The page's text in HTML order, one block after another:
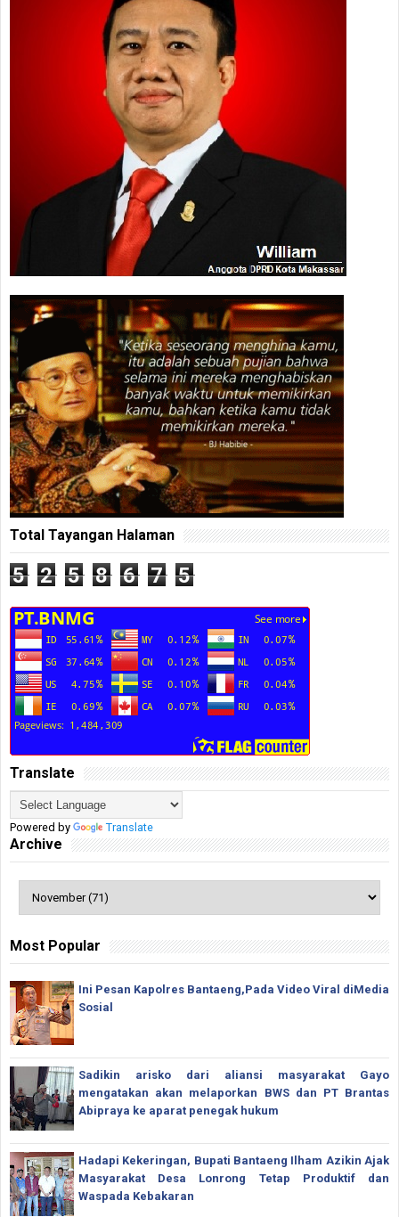
Total Tayangan Halaman
5 2 5 8 6 7 5
Translate
Powered by Translate
Archive
Most Popular
Ini Pesan Kapolres Bantaeng,Pada Video Viral diMedia
Sosial
Sadikin arisko dari aliansi masyarakat Gayo
mengatakan akan melaporkan BWS dan PT Brantas
Abipraya ke aparat penegak hukum
Hadapi Kekeringan, Bupati Bantaeng Ilham Azikin Ajak
Masyarakat Desa Lonrong Tetap Produktif dan
Waspada Kebakaran